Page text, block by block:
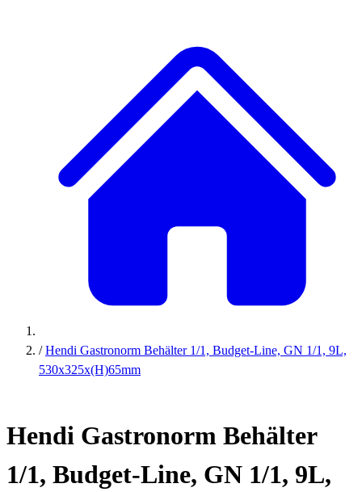
/ Hendi Gastronorm Behälter 1/1, Budget-Line, GN 1/1, 9L,
530x325x(H)65mm
Hendi Gastronorm Behälter
1/1, Budget-Line, GN 1/1, 9L,